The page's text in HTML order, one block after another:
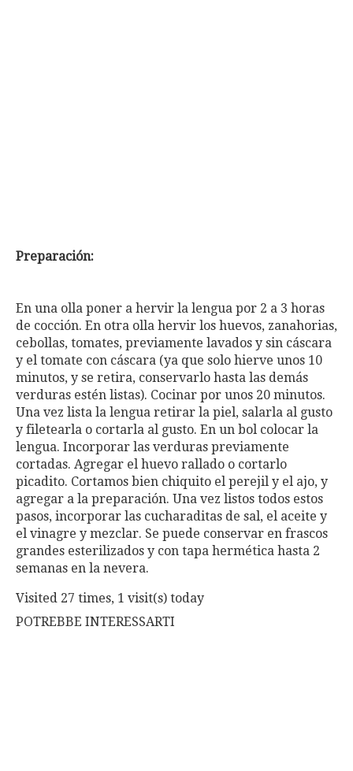
Preparación:
En una olla poner a hervir la lengua por 2 a 3 horas
de cocción. En otra olla hervir los huevos, zanahorias,
cebollas, tomates, previamente lavados y sin cáscara
y el tomate con cáscara (ya que solo hierve unos 10
minutos, y se retira, conservarlo hasta las demás
verduras estén listas). Cocinar por unos 20 minutos.
Una vez lista la lengua retirar la piel, salarla al gusto
y filetearla o cortarla al gusto. En un bol colocar la
lengua. Incorporar las verduras previamente
cortadas. Agregar el huevo rallado o cortarlo
picadito. Cortamos bien chiquito el perejil y el ajo, y
agregar a la preparación. Una vez listos todos estos
pasos, incorporar las cucharaditas de sal, el aceite y
el vinagre y mezclar. Se puede conservar en frascos
grandes esterilizados y con tapa hermética hasta 2
semanas en la nevera.
Visited 27 times, 1 visit(s) today
POTREBBE INTERESSARTI